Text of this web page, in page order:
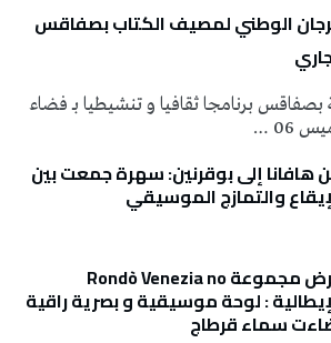
المهرجان الوطني لمصيف الكتاب بصفاقس
بصفاقس برنامجا ثقافيا و تنشيطيا بـ فضاء
06 …
هافانا إلى بوقرنين: سهرة جمعت بين
والتمازج الموسيقي
عرض مجموعة Rondò Venezia no
: لوحة موسيقية و بصرية راقية
سماء قرطاج